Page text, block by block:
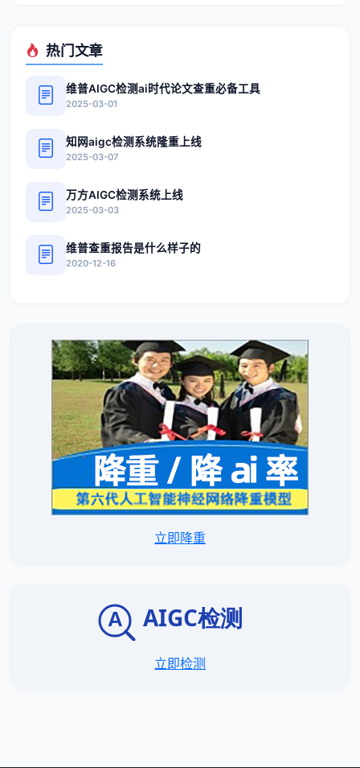
热门文章
维普AIGC检测ai时代论文查重必备工具
2025-03-01
知网aigc检测系统隆重上线
2025-03-07
万方AIGC检测系统上线
2025-03-03
维普查重报告是什么样子的
2020-12-16
立即降重
立即检测